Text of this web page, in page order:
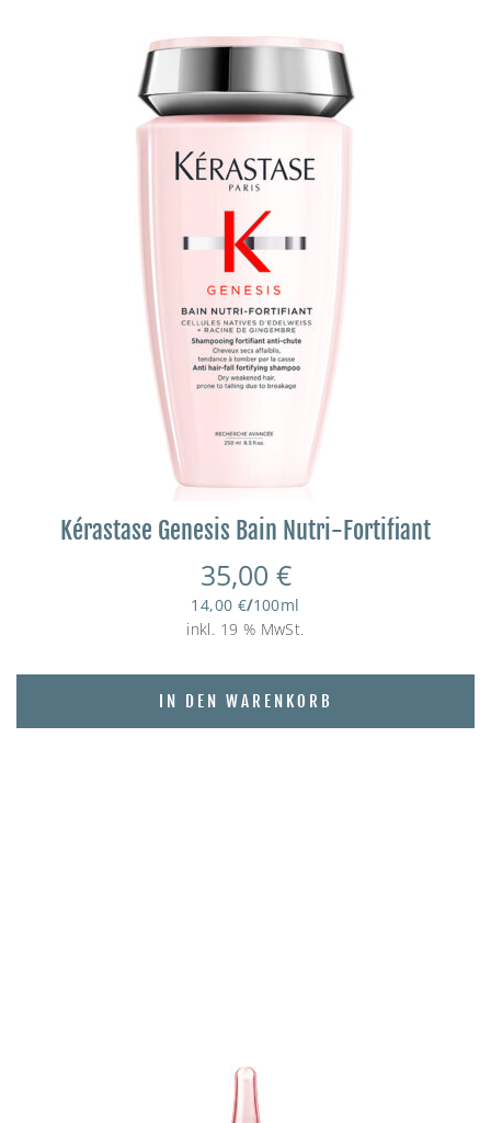
Kérastase Genesis Bain Nutri-Fortifiant
35,00 €
14,00 €/100ml
inkl. 19 % MwSt.
IN DEN WARENKORB